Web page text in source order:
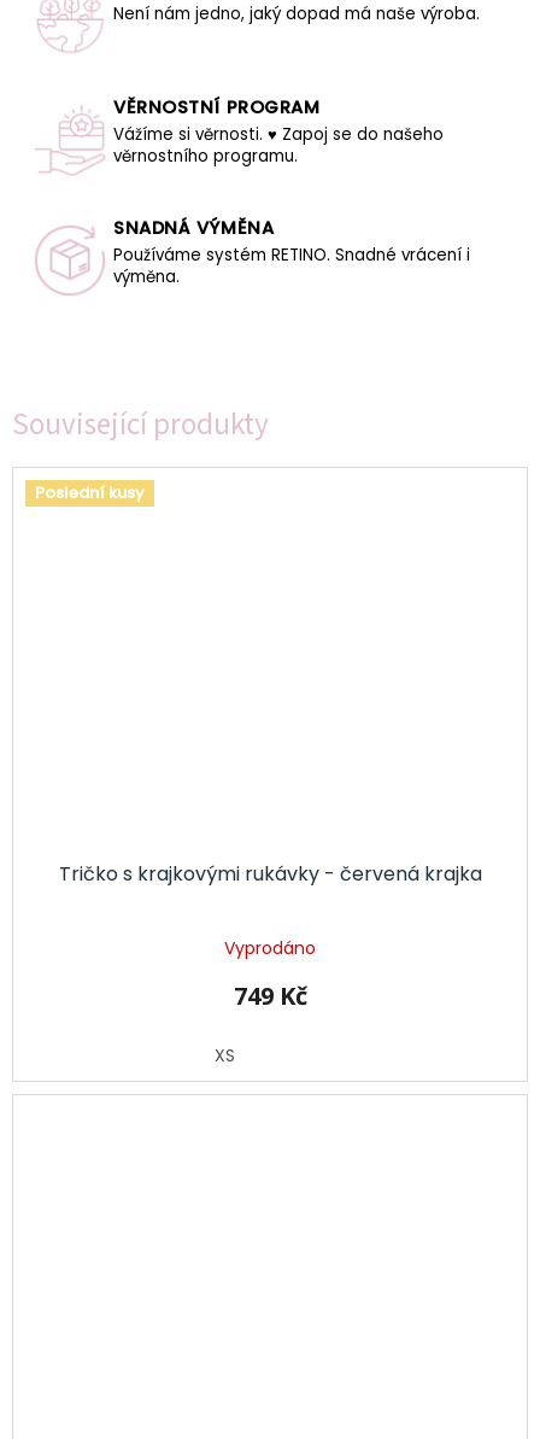
Související produkty
Poslední kusy
Tričko s krajkovými rukávky - červená krajka
Vyprodáno
749 Kč
XS
Není nám jedno, jaký dopad má naše výroba.
VĚRNOSTNÍ PROGRAM
Vážíme si věrnosti. ♥ Zapoj se do našeho
věrnostního programu.
SNADNÁ VÝMĚNA
Používáme systém RETINO. Snadné vrácení i
výměna.